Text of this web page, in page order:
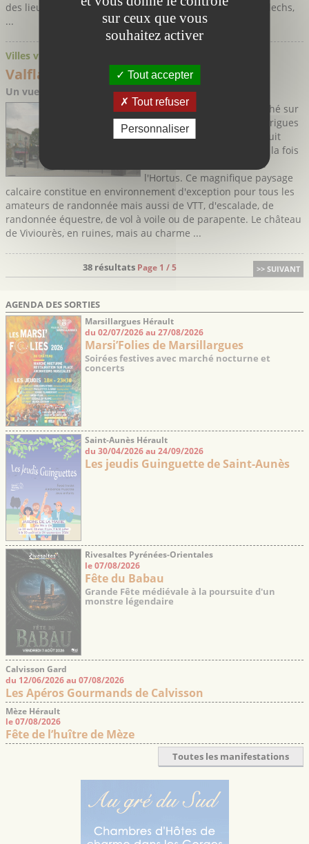
des lieux depuis le néolithique : dolmens, menhirs, cromlechs,
...
Villes villages
Valflaunès - Hérault
Un vue imprenable sur le Pic Saint-Loup et l'Hortus
Petit village tranquille perché sur
une colline au cœur des garigues
et des vignes, Valflaunès jouit
d'une vue exceptionnelle à la fois
sur le Pic Saint Loup et sur
l'Hortus. Ce magnifique paysage
calcaire constitue en environnement d'exception pour tous les
amateurs de randonnée mais aussi de VTT, d'escalade, de
randonnée équestre, de vol à voile ou de parapente. Le château
de Viviourès, en ruines, mais au charme ...
>> SUIVANT
38 résultats Page 1 / 5
AGENDA DES SORTIES
Marsillargues Hérault
du 02/07/2026 au 27/08/2026
Marsi’Folies de Marsillargues
Soirées festives avec marché nocturne et
concerts
Saint-Aunès Hérault
du 30/04/2026 au 24/09/2026
Les jeudis Guinguette de Saint-Aunès
Rivesaltes Pyrénées-Orientales
le 07/08/2026
Fête du Babau
Grande Fête médiévale à la poursuite d'un
monstre légendaire
Calvisson Gard
du 12/06/2026 au 07/08/2026
Les Apéros Gourmands de Calvisson
Mèze Hérault
le 07/08/2026
Fête de l’huître de Mèze
Toutes les manifestations
sur ceux que vous
souhaitez activer
Tout accepter
Tout refuser
Personnaliser